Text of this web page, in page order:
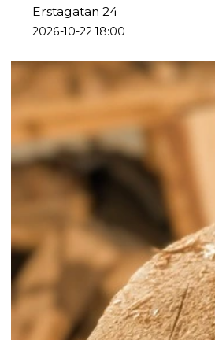
Erstagatan 24
2026-10-22 18:00